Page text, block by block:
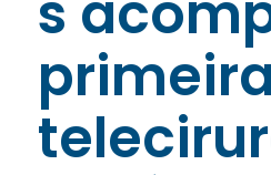
primeira